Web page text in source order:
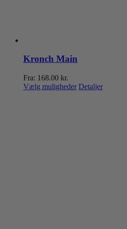
Kronch Main
Fra: 168.00 kr.
Vælg muligheder Dette
Detaljer